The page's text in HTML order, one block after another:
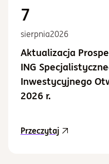
7
sierpnia2026
Aktualizacja
ING
Inwestycyjnego
2026 r.
Przeczytajaktualność